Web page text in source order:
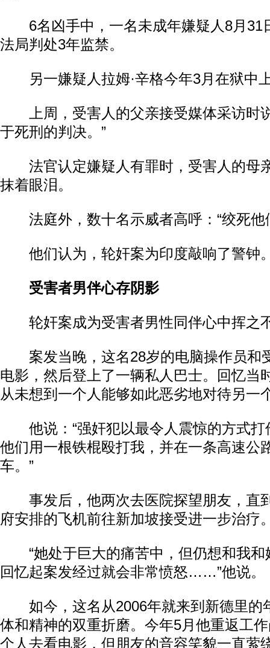
6名凶手中，一名未成年嫌疑人8月31
法局判处3年监禁。
另一嫌疑人拉姆·辛格今年3月在狱中
上周，受害人的父亲接受媒体采访时
于死刑的判决。”
法官认定嫌疑人有罪时，受害人的母
抹着眼泪。
法庭外，数十名示威者高呼：“绞死他
他们认为，轮奸案为印度敲响了警钟
受害者男伴心存阴影
轮奸案成为受害者男性同伴心中挥之
案发当晚，这名28岁的电脑操作员和
电影，然后登上了一辆私人巴士。回忆当
从未想到一个人能够如此恶劣地对待另一
他说：“强奸犯以最令人震惊的方式打
他们用一根铁棍殴打我，并在一条高速公
车。”
事发后，他两次去医院探望朋友，直
府安排的飞机前往新加坡接受进一步治疗
“她处于巨大的痛苦中，但仍想和我和
回忆起案发经过就会非常愤怒……”他说。
如今，这名从2006年就来到新德里的
体和精神的双重折磨。今年5月他重返工
个人去看电影，但朋友的音容笑貌一直萦